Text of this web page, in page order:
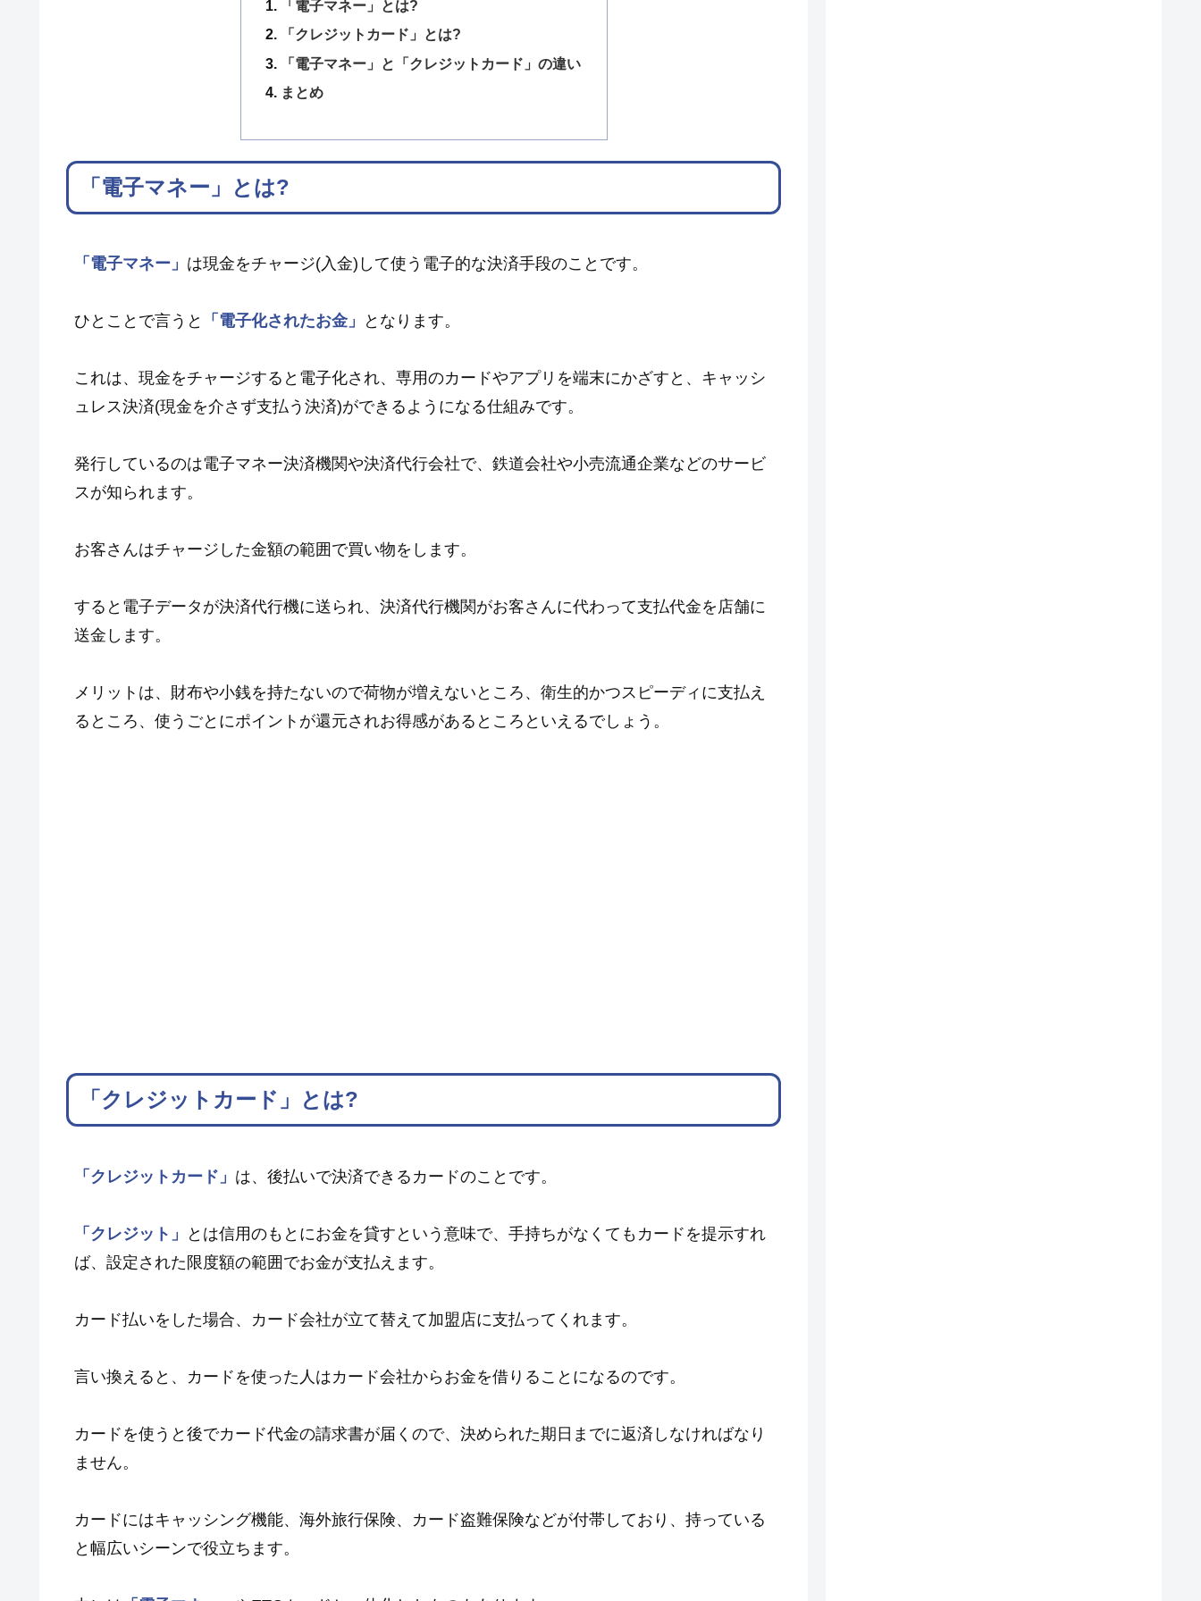
「電子マネー」とは?
「クレジットカード」とは?
「電子マネー」と「クレジットカード」の違い
まとめ
「電子マネー」とは?
「電子マネー」 は現金をチャージ(入金)して使う電子的な決済手段のことです。
ひとことで言うと 「電子化されたお金」 となります。
これは、現金をチャージすると電子化され、専用のカードやアプリを端末にかざすと、キャッシ
ュレス決済(現金を介さず支払う決済)ができるようになる仕組みです。
発行しているのは電子マネー決済機関や決済代行会社で、鉄道会社や小売流通企業などのサービ
スが知られます。
お客さんはチャージした金額の範囲で買い物をします。
すると電子データが決済代行機に送られ、決済代行機関がお客さんに代わって支払代金を店舗に
送金します。
メリットは、財布や小銭を持たないので荷物が増えないところ、衛生的かつスピーディに支払え
るところ、使うごとにポイントが還元されお得感があるところといえるでしょう。
「クレジットカード」とは?
「クレジットカード」 は、後払いで決済できるカードのことです。
「クレジット」
とは信用のもとにお金を貸すという意味で、手持ちがなくてもカードを提示すれ
ば、設定された限度額の範囲でお金が支払えます。
カード払いをした場合、カード会社が立て替えて加盟店に支払ってくれます。
言い換えると、カードを使った人はカード会社からお金を借りることになるのです。
カードを使うと後でカード代金の請求書が届くので、決められた期日までに返済しなければなり
ません。
カードにはキャッシング機能、海外旅行保険、カード盗難保険などが付帯しており、持っている
と幅広いシーンで役立ちます。